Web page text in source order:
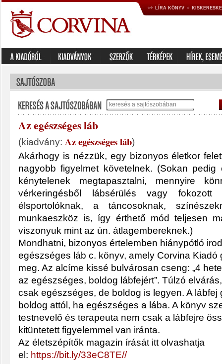
LÍRA KÖNYV
Az egészséges láb
(kiadvány: Az egészséges láb)
Akárhogy is nézzük, egy bizonyos életkor
nagyobb figyelmet követelnek. (Sokan pedig
kénytelenek megtapasztalni, mennyire
vérkeringésből lábsérülés vagy
élsportolóknak, a táncosoknak,
munkaeszköz is, így érthető mód teljesen
viszonyuk mint az ún. átlagembereknek.)
Mondhatni, bizonyos értelemben hiánypótló
egészséges láb c. könyv, amely Corvina Kiadó
meg. Az alcíme kissé bulvárosan cseng: „4
az egészséges, boldog lábfejért”. Túlzó
csak egészséges, de boldog is legyen. A lábfej
boldog attól, ha egészséges a lába. A könyv
testnevelő és terapeuta nem csak a lábfejre
kitüntetett figyelemmel van iránta.
Az életszépítők magazin írását itt olvashatja
el: https://bit.ly/33eC8TE//